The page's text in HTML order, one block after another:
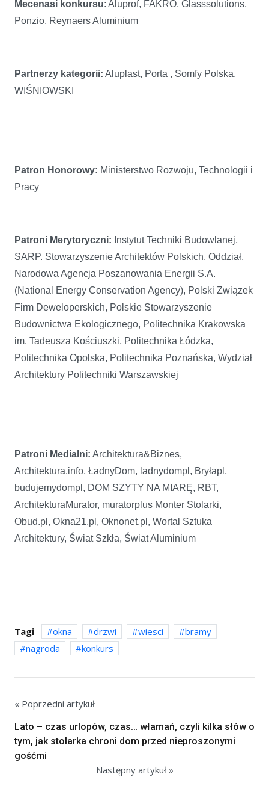
Mecenasi konkursu: Aluprof, FAKRO, Glasssolutions,
Ponzio, Reynaers Aluminium
Partnerzy kategorii: Aluplast, Porta , Somfy Polska,
WIŚNIOWSKI
Patron Honorowy: Ministerstwo Rozwoju, Technologii i
Pracy
Patroni Merytoryczni: Instytut Techniki Budowlanej,
SARP. Stowarzyszenie Architektów Polskich. Oddział,
Narodowa Agencja Poszanowania Energii S.A.
(National Energy Conservation Agency), Polski Związek
Firm Deweloperskich, Polskie Stowarzyszenie
Budownictwa Ekologicznego, Politechnika Krakowska
im. Tadeusza Kościuszki, Politechnika Łódzka,
Politechnika Opolska, Politechnika Poznańska, Wydział
Architektury Politechniki Warszawskiej
Patroni Medialni: Architektura&Biznes,
Architektura.info, ŁadnyDom, ladnydompl, Bryłapl,
budujemydompl, DOM SZYTY NA MIARĘ, RBT,
ArchitekturaMurator, muratorplus Monter Stolarki,
Obud.pl, Okna21.pl, Oknonet.pl, Wortal Sztuka
Architektury, Świat Szkła, Świat Aluminium
Tagi okna drzwi wiesci
bramy
nagroda
konkurs
« Poprzedni artykuł
Lato – czas urlopów, czas… włamań, czyli kilka słów o
tym, jak stolarka chroni dom przed nieproszonymi
gośćmi
Następny artykuł »